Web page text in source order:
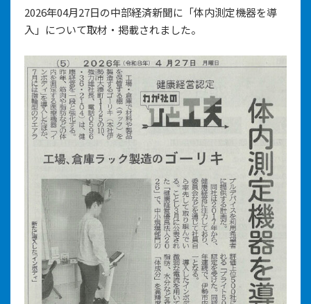
2026年04月27日の中部経済新聞に「体内測定機器を導
入」について取材・掲載されました。